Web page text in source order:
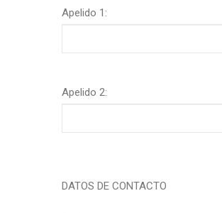
Apelido 1:
Apelido 2:
DATOS DE CONTACTO